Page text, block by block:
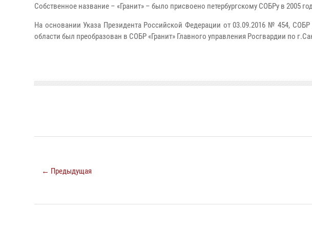
Собственное название – «Гранит» – было присвоено петербургскому СОБРу в 2005
На основании Указа Президента Российской Федерации от 03.09.2016 № 454,
области был преобразован в СОБР «Гранит» Главного управления Росгвардии по
← Предыдущая